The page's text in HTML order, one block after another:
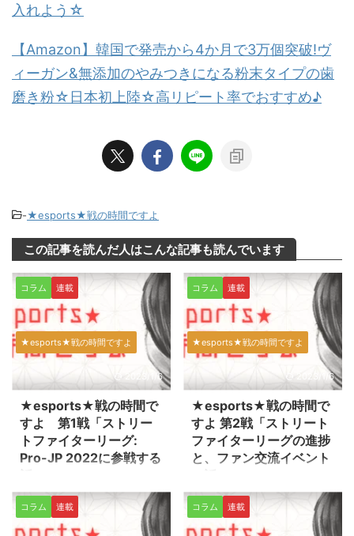
入れよう☆
【Amazon】韓国で発売から4か月で3万個突破!ヴ
ィーガン&無添加のやみつきになる粉末タイプの歯
磨き粉☆日本初上陸☆高リピート率でおすすめ♪
-★esports★戦の時間ですよ
この記事を読んだ人はこんな記事も読んでいます
コラム 連載
★esports★戦の時間ですよ
2023/1/6
★esports★戦の時間で
すよ 第1戦「ストリー
トファイターリーグ:
Pro-JP 2022に参戦する
はじまりました。戦の時間です
よ？ どうもはじめまして。すい
ません、板垣と申します。 私、
コラム 連載
★esports★戦の時間ですよ
2023/1/6
★esports★戦の時間で
すよ 第2戦「ストリート
ファイターリーグの進捗
と、ファン交流イベント
はじまりました。戦の時間です
よ？ 時間が開いてしまいまし
た。どうもすいません、板垣で
コラム 連載 コラム 連載